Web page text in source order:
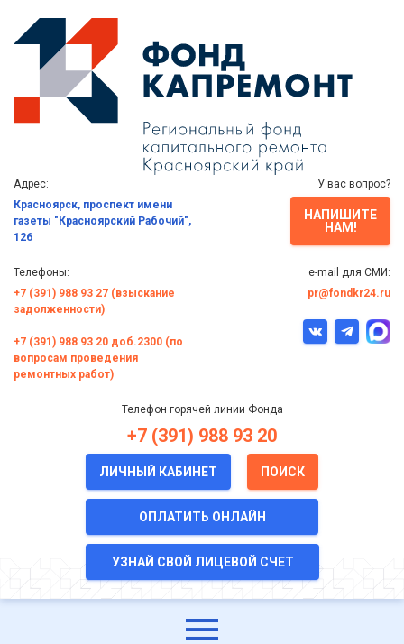
Адрес:
Красноярск, проспект имени
газеты "Красноярский Рабочий",
126
Телефоны:
+7 (391) 988 93 27 (взыскание
задолженности)
+7 (391) 988 93 20 доб.2300 (по
вопросам проведения
ремонтных работ)
У вас вопрос?
НАПИШИТЕ
НАМ!
e-mail для СМИ:
pr@fondkr24.ru
Телефон горячей линии Фонда
+7 (391) 988 93 20
ЛИЧНЫЙ КАБИНЕТ ПОИСК
ОПЛАТИТЬ ОНЛАЙН
УЗНАЙ СВОЙ ЛИЦЕВОЙ СЧЕТ